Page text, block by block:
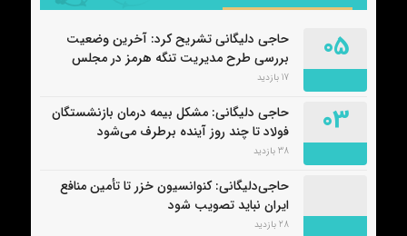
05
حاجی دلیگانی تشریح کرد: آخرین وضعیت
بررسی طرح مدیریت تنگه هرمز در مجلس
17 بازدید
03
حاجی دلیگانی: مشکل بیمه درمان بازنشستگان
فولاد تا چند روز آینده برطرف می‌شود
38 بازدید
حاجی‌دلیگانی: کنوانسیون خزر تا تأمین منافع
ایران نباید تصویب شود
28 بازدید